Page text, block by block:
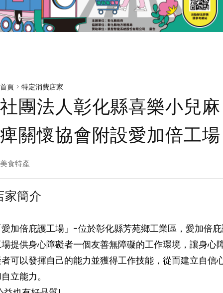
首頁 > 特定消費店家
社團法人彰化縣喜樂小兒麻
痺關懷協會附設愛加倍工場
美食特產
家簡介
加倍庇護工場」-位於彰化縣芳苑鄉工業區，愛加倍
提供身心障礙者一個友善無障礙的工作環境，讓身心
可以發揮自己的能力並獲得工作技能，從而建立自信
立能力。